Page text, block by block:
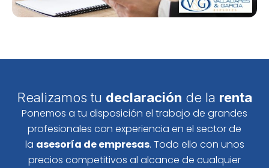
Realizamos tu declaración de la renta
Ponemos a tu disposición el trabajo de grandes
profesionales con experiencia en el sector de
la asesoría de empresas. Todo ello con unos
precios competitivos al alcance de cualquier